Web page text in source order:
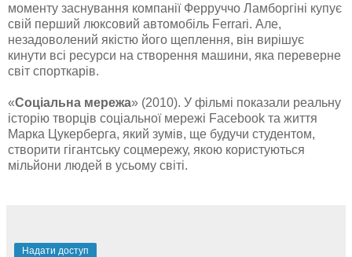
моменту заснування компанії Ферруччо Ламборгіні купує
свій перший люксовий автомобіль Ferrari. Але,
незадоволений якістю його щеплення, він вирішує
кинути всі ресурси на створення машини, яка переверне
світ спорткарів.
«Соціальна мережа» (2010). У фільмі показали реальну
історію творців соціальної мережі Facebook та життя
Марка Цукерберга, який зумів, ще будучи студентом,
створити гігантську соцмережу, якою користуються
мільйони людей в усьому світі.
Надати доступ